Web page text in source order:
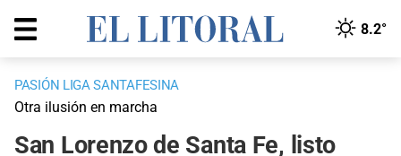
8.2°
PASIÓN LIGA SANTAFESINA
Otra ilusión en marcha
San Lorenzo de Santa Fe, listo